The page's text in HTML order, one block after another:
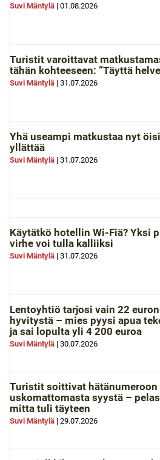
Suvi Mäntylä | 01.08.2026
Turistit varoittavat
tähän kohteeseen: ”Täyttä
Suvi Mäntylä | 31.07.2026
Yhä useampi matkustaa nyt
yllättää
Suvi Mäntylä | 31.07.2026
Käytätkö hotellin Wi-Fiä? Yksi
virhe voi tulla kalliiksi
Suvi Mäntylä | 31.07.2026
Lentoyhtiö tarjosi vain 22 euron
hyvitystä – mies pyysi apua
ja sai lopulta yli 4 200 euroa
Suvi Mäntylä | 30.07.2026
Turistit soittivat hätänumeroon
uskomattomasta syystä –
mitta tuli täyteen
Suvi Mäntylä | 29.07.2026